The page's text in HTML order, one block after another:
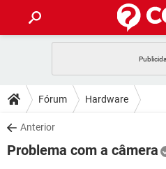
CELULAR
OUTLOOK
INSTAGRAM
DICAS
JOGOS
DOWNLOADS
JOGOS
Fórum Hardware
Anterior
Problema com a câmera